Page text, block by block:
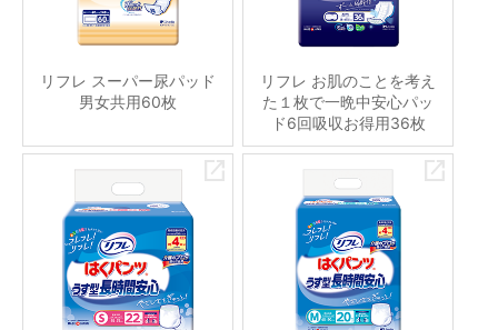
リフレ スーパー尿パッド
男女共用60枚
リフレ お肌のことを考え
た１枚で一晩中安心パッ
ド6回吸収お得用36枚